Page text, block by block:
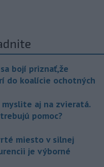
sa bojí priznať,že
do koalície ochotných
myslite aj na zvieratá.
pomoc?
miesto v silnej
je výborné